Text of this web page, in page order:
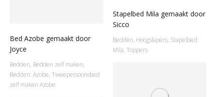
Bed Azobe gemaakt door
Joyce
Bedden, Bedden zelf maken,
Bedden: Azobe, Tweepersoonsbed
zelf maken Azobe
Stapelbed Mila gemaakt door
Sicco
Bedden, Hoogslapers, Stapelbed:
Mila, Toppers